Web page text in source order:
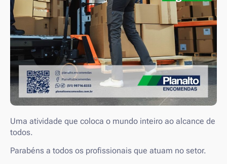
Uma atividade que coloca o mundo inteiro ao alcance de
todos.
Parabéns a todos os profissionais que atuam no setor.